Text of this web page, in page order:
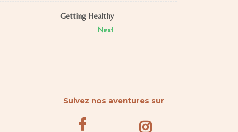
Getting Healthy
Next
Suivez nos aventures sur